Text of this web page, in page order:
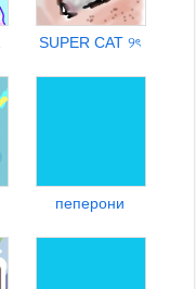
SUPER CAT ୨ৎ
пеперони